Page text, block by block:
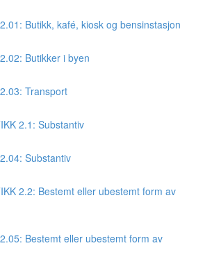
Butikk, kafé, kiosk og bensinstasjon
Butikker i byen
Transport
2.1: Substantiv
Substantiv
2.2: Bestemt eller ubestemt form av
Bestemt eller ubestemt form av